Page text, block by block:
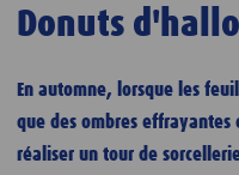
Donuts
En automne, lorsque les
que des ombres
réaliser un tour de